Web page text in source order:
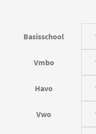
Basisschool
Vmbo
Havo
Vwo